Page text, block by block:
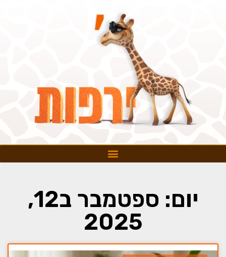
יום: ספטמבר ב12,
2025